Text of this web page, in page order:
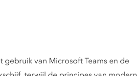
van Microsoft Teams en de